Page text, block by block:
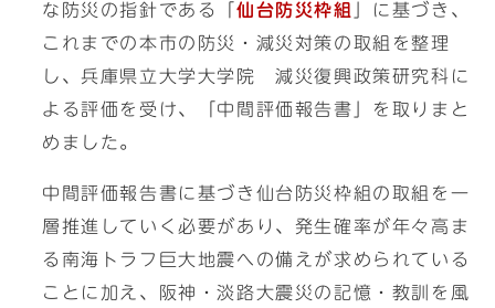
な防災の指針である「 仙台防災枠組
」に基づき、
これまでの本市の防災・減災対策の取組を整理
し、兵庫県立大学大学院 減災復興政策研究科に
よる評価を受け、「中間評価報告書」を取りまと
めました。
中間評価報告書に基づき仙台防災枠組の取組を一
層推進していく必要があり、発生確率が年々高ま
る南海トラフ巨大地震への備えが求められている
ことに加え、阪神・淡路大震災の記憶・教訓を風